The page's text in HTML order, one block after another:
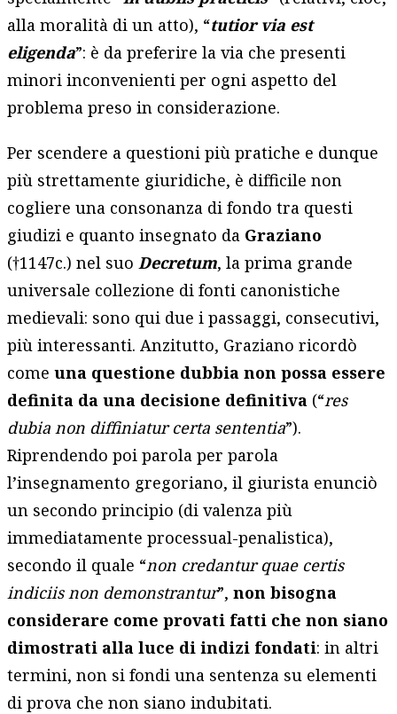
alla moralità di un atto), “tutior via est
eligenda”: è da preferire la via che presenti
minori inconvenienti per ogni aspetto del
problema preso in considerazione.
Per scendere a questioni più pratiche e dunque
più strettamente giuridiche, è difficile non
cogliere una consonanza di fondo tra questi
giudizi e quanto insegnato da Graziano
(†1147c.) nel suo Decretum, la prima grande
universale collezione di fonti canonistiche
medievali: sono qui due i passaggi, consecutivi,
più interessanti. Anzitutto, Graziano ricordò
comeuna questione dubbia non possa essere
definita da una decisione definitiva (“res
dubia non diffiniatur certa sententia”).
Riprendendo poi parola per parola
l’insegnamento gregoriano, il giurista enunciò
un secondo principio (di valenza più
immediatamente processual-penalistica),
secondo il quale “non credantur quae certis
indiciis non demonstrantur”,non bisogna
considerare come provati fatti che non siano
dimostrati alla luce di indizi fondati: in altri
termini, non si fondi una sentenza su elementi
di prova che non siano indubitati.